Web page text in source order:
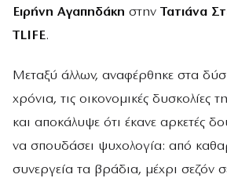
Ειρήνη Αγαπηδάκη στην Τατιάνα
TLIFE.
Μεταξύ άλλων, αναφέρθηκε στα
χρόνια, τις οικονομικές δυσκολίες
και αποκάλυψε ότι έκανε αρκετές
να σπουδάσει ψυχολογία: από
συνεργεία τα βράδια, μέχρι σεζόν